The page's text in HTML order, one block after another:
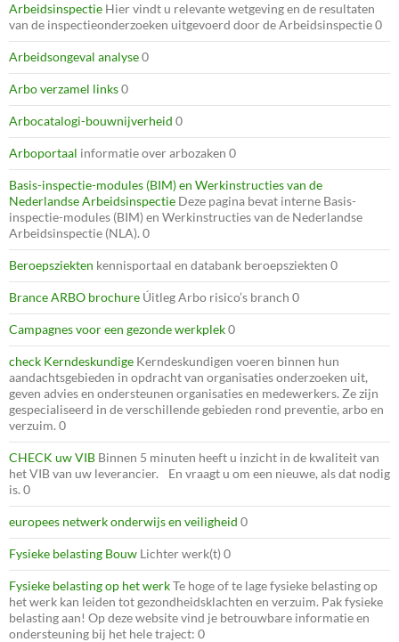
Arbeidsinspectie Hier vindt u relevante wetgeving en de resultaten
van de inspectieonderzoeken uitgevoerd door de Arbeidsinspectie 0
Arbeidsongeval analyse0
Arbo verzamel links0
Arbocatalogi-bouwnijverheid 0
Arboportaal informatie over arbozaken 0
Basis-inspectie-modules (BIM) en Werkinstructies van de
Nederlandse Arbeidsinspectie Deze pagina bevat interne Basis-
inspectie-modules (BIM) en Werkinstructies van de Nederlandse
Arbeidsinspectie (NLA). 0
Beroepsziekten kennisportaal en databank beroepsziekten 0
Brance ARBO brochure Úitleg Arbo risico’s branch 0
Campagnes voor een gezonde werkplek0
check Kerndeskundige Kerndeskundigen voeren binnen hun
aandachtsgebieden in opdracht van organisaties onderzoeken uit,
geven advies en ondersteunen organisaties en medewerkers. Ze zijn
gespecialiseerd in de verschillende gebieden rond preventie, arbo en
verzuim. 0
CHECK uw VIB Binnen 5 minuten heeft u inzicht in de kwaliteit van
het VIB van uw leverancier. En vraagt u om een nieuwe, als dat nodig
is. 0
europees netwerk onderwijs en veiligheid 0
Fysieke belasting Bouw Lichter werk(t) 0
Fysieke belasting op het werkTe hoge of te lage fysieke belasting op
het werk kan leiden tot gezondheidsklachten en verzuim. Pak fysieke
belasting aan! Op deze website vind je betrouwbare informatie en
ondersteuning bij het hele traject: 0